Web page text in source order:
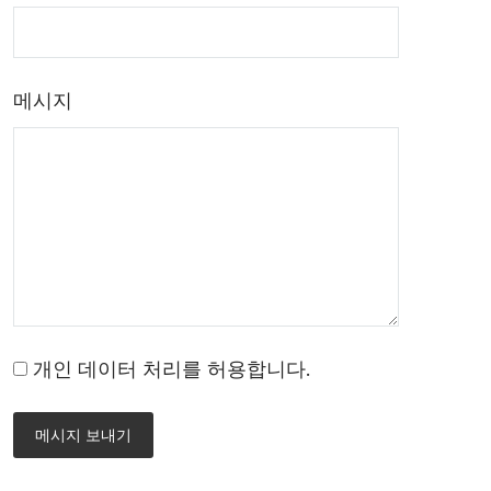
메시지
개인 데이터 처리를 허용합니다.
메시지 보내기